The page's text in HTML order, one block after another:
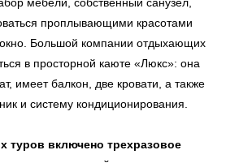
проплывающими красотами
окно. Большой компании отдыхающих
в просторной каюте «Люкс»: она
имеет балкон, две кровати, а также
и систему кондиционирования.
туров включено трехразовое